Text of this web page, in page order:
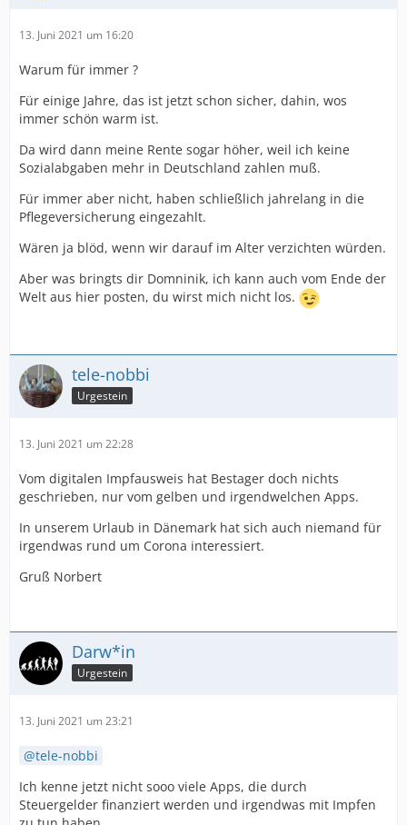
13. Juni 2021 um 16:20
Warum für immer ?
Für einige Jahre, das ist jetzt schon sicher, dahin, wos
immer schön warm ist.
Da wird dann meine Rente sogar höher, weil ich keine
Sozialabgaben mehr in Deutschland zahlen muß.
Für immer aber nicht, haben schließlich jahrelang in die
Pflegeversicherung eingezahlt.
Wären ja blöd, wenn wir darauf im Alter verzichten würden.
Aber was bringts dir Domninik, ich kann auch vom Ende der
Welt aus hier posten, du wirst mich nicht los.
tele-nobbi
Urgestein
13. Juni 2021 um 22:28
Vom digitalen Impfausweis hat Bestager doch nichts
geschrieben, nur vom gelben und irgendwelchen Apps.
In unserem Urlaub in Dänemark hat sich auch niemand für
irgendwas rund um Corona interessiert.
Gruß Norbert
Darw*in
Urgestein
13. Juni 2021 um 23:21
tele-nobbi
Ich kenne jetzt nicht sooo viele Apps, die durch
Steuergelder finanziert werden und irgendwas mit Impfen